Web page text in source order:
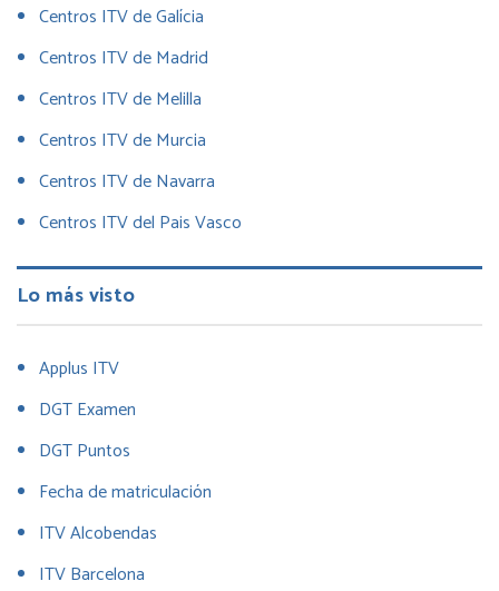
Centros ITV de Galícia
Centros ITV de Madrid
Centros ITV de Melilla
Centros ITV de Murcia
Centros ITV de Navarra
Centros ITV del Pais Vasco
Lo más visto
Applus ITV
DGT Examen
DGT Puntos
Fecha de matriculación
ITV Alcobendas
ITV Barcelona